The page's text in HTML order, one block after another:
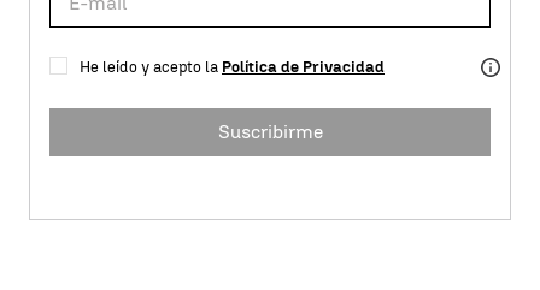
He leído y acepto la Política de Privacidad
Suscribirme